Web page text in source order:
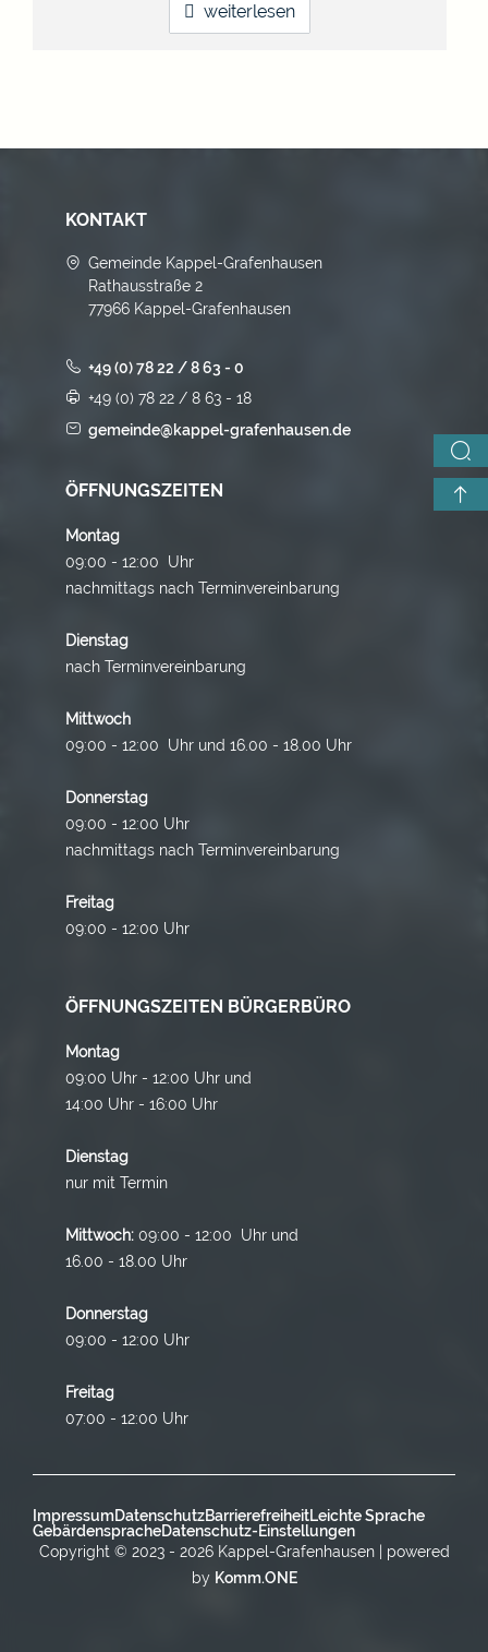
weiterlesen
KONTAKT
Gemeinde Kappel-Grafenhausen
Rathausstraße 2
77966 Kappel-Grafenhausen
+49 (0) 78 22 / 8 63 - 0
+49 (0) 78 22 / 8 63 - 18
gemeinde@kappel-grafenhausen.de
ÖFFNUNGSZEITEN
Montag
09:00 - 12:00 Uhr
nachmittags nach Terminvereinbarung
Dienstag
nach Terminvereinbarung
Mittwoch
09:00 - 12:00 Uhr und 16.00 - 18.00 Uhr
Donnerstag
09:00 - 12:00 Uhr
nachmittags nach Terminvereinbarung
Freitag
09:00 - 12:00 Uhr
ÖFFNUNGSZEITEN BÜRGERBÜRO
Montag
09:00 Uhr - 12:00 Uhr und
14:00 Uhr - 16:00 Uhr
Dienstag
nur mit Termin
Mittwoch: 09:00 - 12:00 Uhr und
16.00 - 18.00 Uhr
Donnerstag
09:00 - 12:00 Uhr
Freitag
07:00 - 12:00 Uhr
ImpressumDatenschutzBarrierefreiheitLeichte Sprache
GebärdenspracheDatenschutz-Einstellungen
Copyright © 2023 - 2026 Kappel-Grafenhausen | powered
by Komm.ONE